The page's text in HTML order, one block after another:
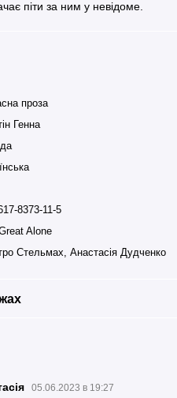
піти за ним у невідоме.
проза
Генна
8373-11-5
Alone
Стельмах, Анастасія Дудченко
05.06.2023 в 19:27